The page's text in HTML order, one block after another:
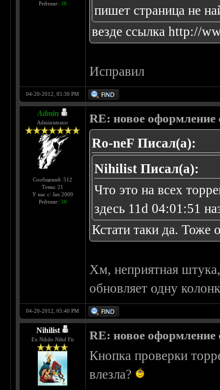
Рейтинг: 30
пишет страница не
везде ссылкаhttp://
Исправил
04-20-2012, 05:30 PM
Admin
Administrator
Сообщений: 512
Темы: 21
У нас с: Jan 2009
Рейтинг: 30
RE: новое оформление
Ro-neF Писал(а):
Nihilist Писал(а):
Что это на всех
здесь 11d 04:01:51
Кстати таки да. Тоже
Хм, неприятная
обновляет одну
04-20-2012, 05:40 PM
Nihilist
Ex Nihilo Nihil Fit RE: новое оформление
Кнопка проверки
влезла?